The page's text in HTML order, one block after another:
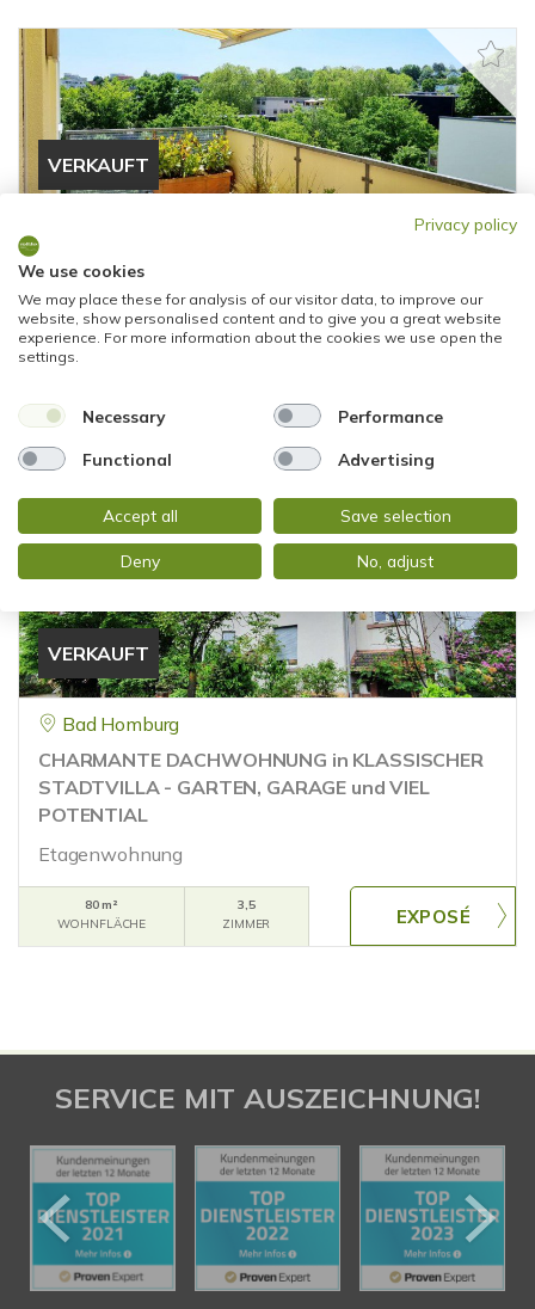
VERKAUFT
TRAUMHAFT HELL! HÜBSCHE WOHNUNG mit
SONNENBALKON und
TIEFGARAGENSTELLPLATZ
Etagenwohnung
81,88 m²
VERKAUFT
Bad Homburg
CHARMANTE DACHWOHNUNG in KLASSISCHER
STADTVILLA - GARTEN, GARAGE und VIEL
POTENTIAL
Etagenwohnung
80 m²
WOHNFLÄCHE
3,5
ZIMMER
SERVICE MIT AUSZEICHNUNG!
Privacy policy
We use cookies
We may place these for analysis of our visitor data, to improve our
website, show personalised content and to give you a great website
experience. For more information about the cookies we use open the
settings.
Necessary Performance
Functional Advertising
Accept all Save selection
Deny No, adjust